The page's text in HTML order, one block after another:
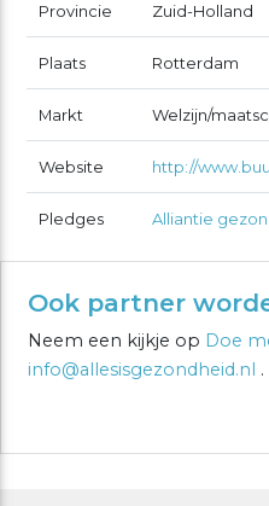
Provincie Zuid-Holland
Plaats Rotterdam
Markt Welzijn/
Website http://
Pledges Alliantie
Ook partner
Neem een kijkje op Doe
info@allesisgezondheid.nl .